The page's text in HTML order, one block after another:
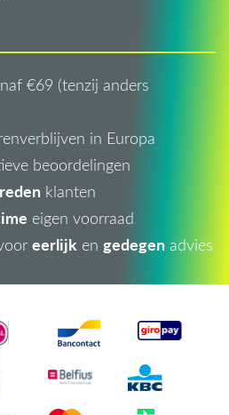
€69 (tenzij anders
in Europa
beoordelingen
klanten
eigen voorraad
eerlijk en gedegen advies